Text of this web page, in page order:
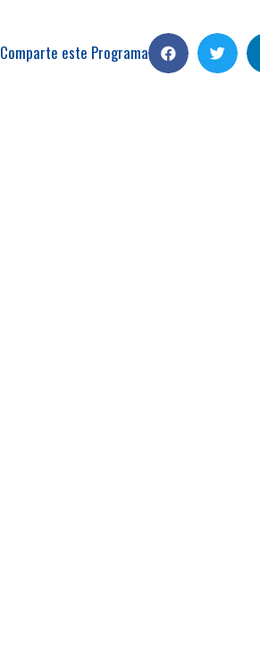
Comparte este Programa